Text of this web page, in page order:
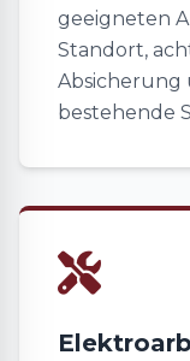
geeigneten
Standort,
Absicherung
bestehende